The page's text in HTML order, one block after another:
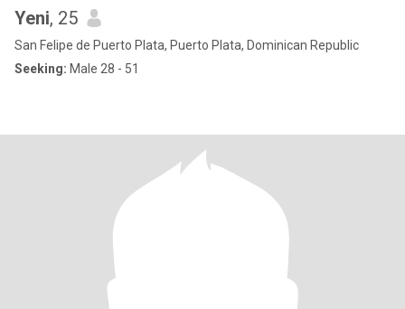
Yeni, 25
San Felipe de Puerto Plata, Puerto Plata, Dominican Republic
Seeking: Male 28 - 51